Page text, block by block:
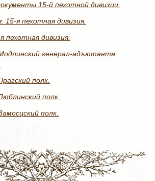
15-й пехотной дивизии.
15-я пехотная дивизия.
пехотная дивизия.
генерал-адъютанта
полк.
полк.
полк.